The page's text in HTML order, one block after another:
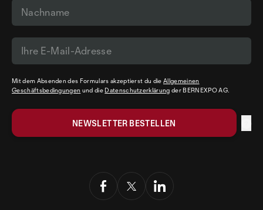
Mit dem Absenden des Formulars akzeptierst du dieAllgemeinen
Geschäftsbedingungen und die Datenschutzerklärung der BERNEXPO AG.